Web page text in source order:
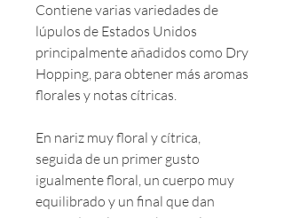
Contiene varias variedades de
lúpulos de Estados Unidos
principalmente añadidos como Dry
Hopping, para obtener más aromas
florales y notas cítricas.
En nariz muy floral y cítrica,
seguida de un primer gusto
igualmente floral, un cuerpo muy
equilibrado y un final que dan